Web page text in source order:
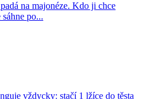
na majonéze. Kdo ji chce
po...
vždycky: stačí 1 lžíce do těsta